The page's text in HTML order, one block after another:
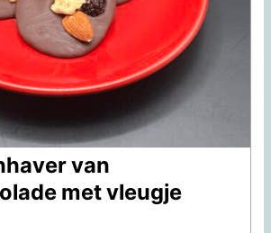
van
met vleugje